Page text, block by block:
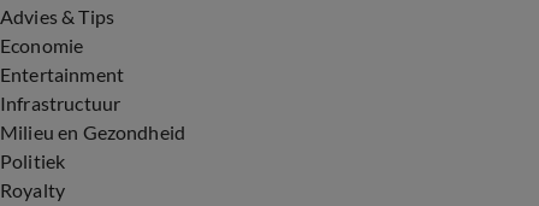
Advies & Tips
Economie
Entertainment
Infrastructuur
Milieu en Gezondheid
Politiek
Royalty